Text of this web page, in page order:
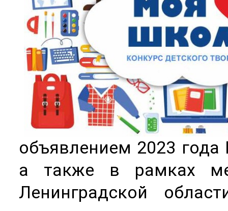
объявлением 2023 года
а также в рамках
Ленинградской